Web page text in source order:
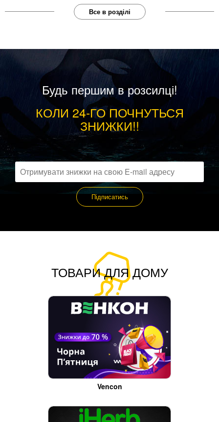
Все в розділі
Будь першим в розсилці!
КОЛИ 24-ГО ПОЧНУТЬСЯ
ЗНИЖКИ!!
Підписатись
ТОВАРИ ДЛЯ ДОМУ
Vencon